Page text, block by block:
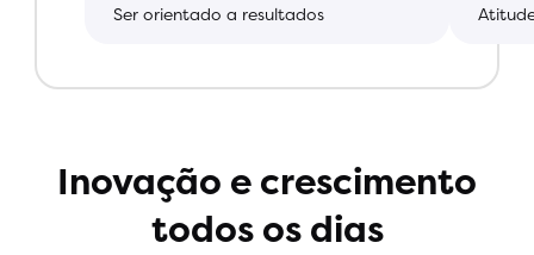
Ser orientado a resultados
Inovação e crescimento
todos os dias